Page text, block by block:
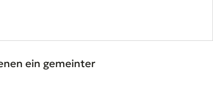
ein gemeinter